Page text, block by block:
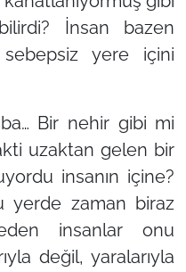
İnsan bazen
yere içini
Bir nehir gibi mi
uzaktan gelen bir
insanın içine?
yerde zaman biraz
insanlar onu
değil, yaralarıyla